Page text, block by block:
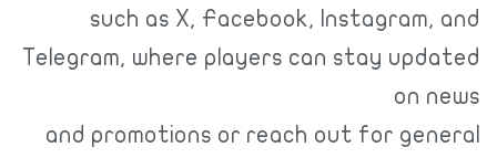
such as X, Facebook,
Telegram, where players can stay
and promotions or reach out for